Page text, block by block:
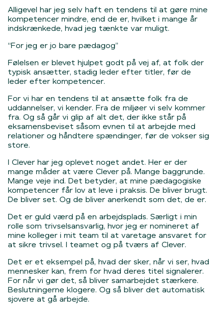
Alligevel har jeg selv haft en tendens til at gøre mine
kompetencer mindre, end de er, hvilket i mange år
indskrænkede, hvad jeg tænkte var muligt.
“For jeg er jo bare pædagog”
Følelsen er blevet hjulpet godt på vej af, at folk der
typisk ansætter, stadig leder efter titler, før de
leder efter kompetencer.
For vi har en tendens til at ansætte folk fra de
uddannelser, vi kender. Fra de miljøer vi selv kommer
fra. Og så går vi glip af alt det, der ikke står på
eksamensbeviset såsom evnen til at arbejde med
relationer og håndtere spændinger, før de vokser sig
store.
I Clever har jeg oplevet noget andet. Her er der
mange måder at være Clever på. Mange baggrunde.
Mange veje ind. Det betyder, at mine pædagogiske
kompetencer får lov at leve i praksis. De bliver brugt.
De bliver set. Og de bliver anerkendt som det, de er.
Det er guld værd på en arbejdsplads. Særligt i min
rolle som trivselsansvarlig, hvor jeg er nomineret af
mine kolleger i mit team til at varetage ansvaret for
at sikre trivsel. I teamet og på tværs af Clever.
Det er et eksempel på, hvad der sker, når vi ser, hvad
mennesker kan, frem for hvad deres titel signalerer.
For når vi gør det, så bliver samarbejdet stærkere.
Beslutningerne klogere. Og så bliver det automatisk
sjovere at gå arbejde.